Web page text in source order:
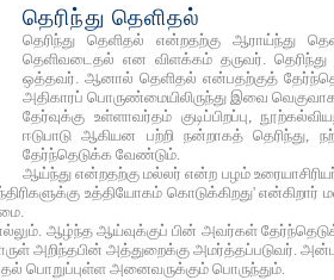
தெரிந்து தெளிதல்
தெரிந்து தெளிதல் என்றதற்கு ஆராய்ந்து
தெளிவடைதல் என விளக்கம் தருவர்.
ஒத்தவர். ஆனால் தெளிதல் என்பதற்குத்
அதிகாரப் பொருண்மையிலிருந்து இவை
தேர்வுக்கு உள்ளாவர்தம் குடிப்பிறப்பு,
ஈடுபாடு ஆகியன பற்றி நன்றாகத் தெரிந்து,
தேர்ந்தெடுக்க வேண்டும்.
ஆய்ந்து என்றதற்கு மல்லர் என்ற பழம்
உத்தியோகம் கொடுக்கிறது'
ஆழ்ந்த ஆய்வுக்குப் பின் அவர்கள்
அறிந்தபின் அத்துறைக்கு அமர்த்தப்படுவர்.
பொறுப்புள்ள அனைவருக்கும் பொருந்தும்.